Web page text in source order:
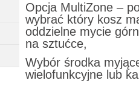
Opcja MultiZone –
wybrać który kosz
oddzielne mycie
na sztućce,
Wybór środka
wielofunkcyjne lub